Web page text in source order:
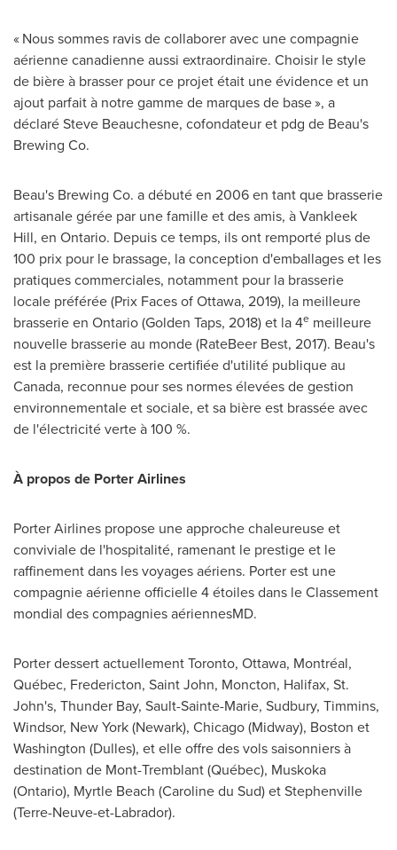
« Nous sommes ravis de collaborer avec une compagnie
aérienne canadienne aussi extraordinaire. Choisir le style
de bière à brasser pour ce projet était une évidence et un
ajout parfait à notre gamme de marques de base », a
déclaréSteve Beauchesne, cofondateur et pdg de Beau's
Brewing Co.
Beau's Brewing Co. a débuté en 2006 en tant que brasserie
artisanale gérée par une famille et des amis, àVankleek
Hill, en Ontario. Depuis ce temps, ils ont remporté plus de
100 prix pour le brassage, la conception d'emballages et les
pratiques commerciales, notamment pour la brasserie
locale préférée (Prix Faces ofOttawa, 2019), la meilleure
brasserie en Ontario(Golden Taps, 2018) et la 4e meilleure
nouvelle brasserie au monde (RateBeer Best, 2017). Beau's
est la première brasserie certifiée d'utilité publique au
Canada, reconnue pour ses normes élevées de gestion
environnementale et sociale, et sa bière est brassée avec
de l'électricité verte à 100 %.
À propos de Porter Airlines
Porter Airlines propose une approche chaleureuse et
conviviale de l'hospitalité, ramenant le prestige et le
raffinement dans les voyages aériens. Porter est une
compagnie aérienne officielle 4 étoiles dans le Classement
mondial des compagnies aériennesMD.
Porter dessert actuellementToronto, Ottawa, Montréal,
Québec, Fredericton, Saint John, Moncton, Halifax, St.
John's, Thunder Bay, Sault-Sainte-Marie, Sudbury, Timmins,
Windsor, New York(Newark), Chicago(Midway), Boston et
Washington (Dulles), et elle offre des vols saisonniers à
destination de Mont-Tremblant(Québec), Muskoka
(Ontario), Myrtle Beach (Caroline du Sud) etStephenville
(Terre-Neuve-et-Labrador).